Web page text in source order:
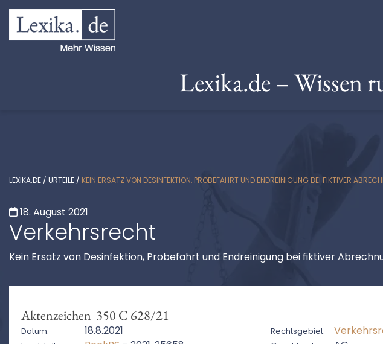
Lexika.de – Wissen
LEXIKA.DE / URTEILE / KEIN ERSATZ VON DESINFEKTION, PROBEFAHRT UND ENDREINIGUNG BEI FIKTIVER
18. August 2021
Verkehrsrecht
Kein Ersatz von Desinfektion, Probefahrt und Endreinigung bei fiktiver
Aktenzeichen 350 C 628/21
Datum: 18.8.2021 Rechtsgebiet: